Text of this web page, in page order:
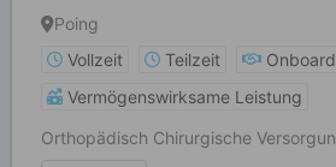
Poing
Vollzeit
Teilzeit
Vermögenswirksame Leistung
Orthopädisch Chirurgische